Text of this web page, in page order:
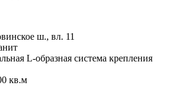
ш., вл. 11
L-образная система крепления
кв.м